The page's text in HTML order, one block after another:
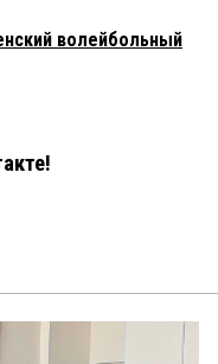
волейбольный